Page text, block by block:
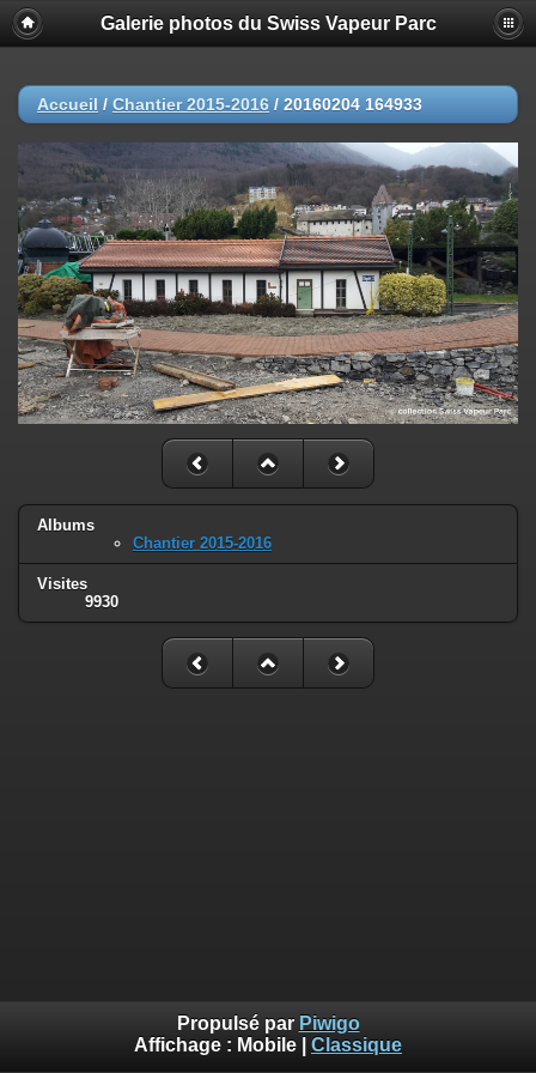
Galerie photos du Swiss Vapeur Parc
Accueil / Chantier 2015-2016 / 20160204 164933
Albums
Chantier 2015-2016
Visites
9930
Propulsé par Piwigo
Affichage : Mobile Classique